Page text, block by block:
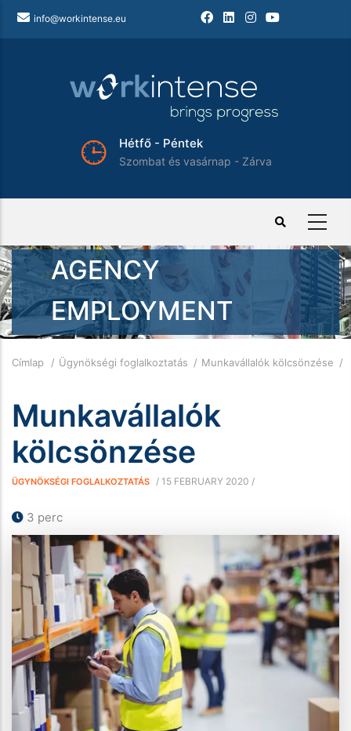
Ugrás
info@workintense.eu
Hétfő - Péntek
Szombat és vasárnap - Zárva
AGENCY
EMPLOYMENT
Morzsa
Címlap Ügynökségi foglalkoztatás Munkavállalók kölcsönzése
Munkavállalók
kölcsönzése
ÜGYNÖKSÉGI FOGLALKOZTATÁS / 15 FEBRUARY 2020 /
3 perc